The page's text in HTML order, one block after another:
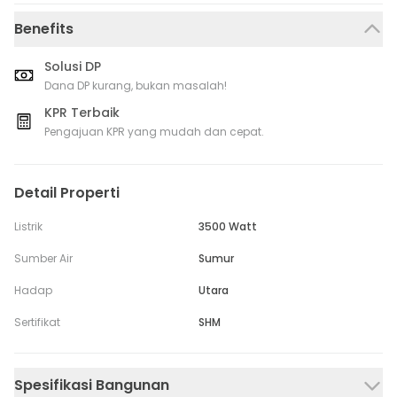
Benefits
Solusi DP
Dana DP kurang, bukan masalah!
KPR Terbaik
Pengajuan KPR yang mudah dan cepat.
Detail Properti
Listrik 3500 Watt
Sumber Air Sumur
Hadap Utara
Sertifikat SHM
Spesifikasi Bangunan